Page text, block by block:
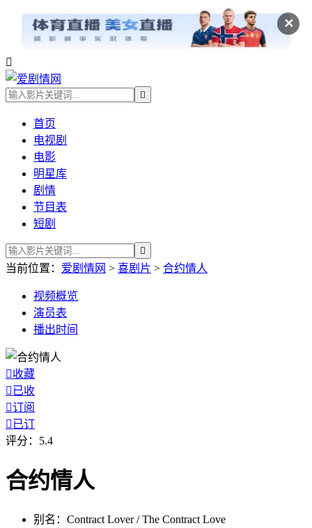
✕


首页
电视剧
电影
明星库
剧情
节目表
短剧

当前位置： 爱剧情网 > 喜剧片 > 合约情人
视频概览
演员表
播出时间
收藏
已收
订阅
已订
评分： 5.4
合约情人
别名： Contract Lover / The Contract Love